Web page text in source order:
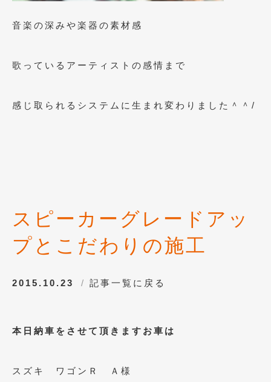
音楽の深みや楽器の素材感
歌っているアーティストの感情まで
感じ取られるシステムに生まれ変わりました＾＾/
スピーカーグレードアッ
プとこだわりの施工
2015.10.23 記事一覧に戻る
本日納車をさせて頂きますお車は
スズキ ワゴンＲ Ａ様